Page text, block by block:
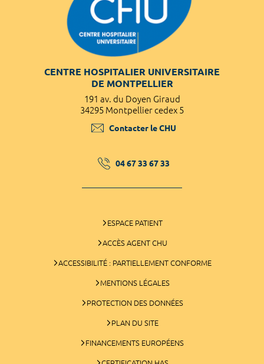
CENTRE HOSPITALIER UNIVERSITAIRE
DE MONTPELLIER
191 av. du Doyen Giraud
34295 Montpellier cedex 5
Contacter le CHU
04 67 33 67 33
ESPACE PATIENT
ACCÈS AGENT CHU
ACCESSIBILITÉ : PARTIELLEMENT CONFORME
MENTIONS LÉGALES
PROTECTION DES DONNÉES
PLAN DU SITE
FINANCEMENTS EUROPÉENS